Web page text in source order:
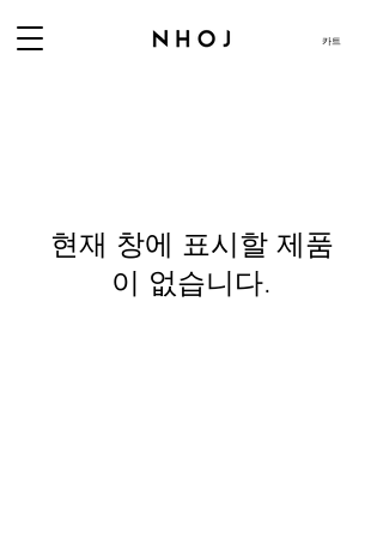
카트
현재 창에 표시할 제품
이 없습니다.